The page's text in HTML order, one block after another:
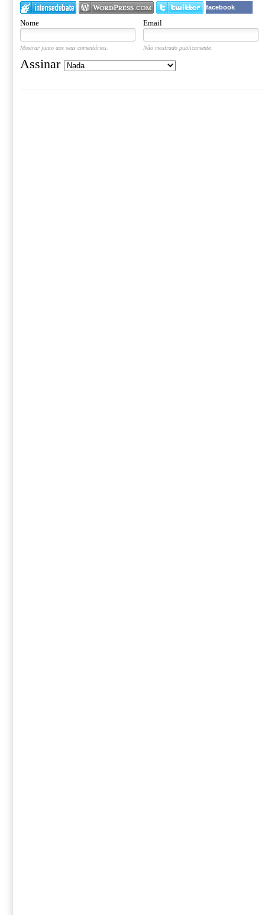
facebook
Nome Email
Mostrar junto aos seus comentários. Não mostrado publicamente.
Assinar